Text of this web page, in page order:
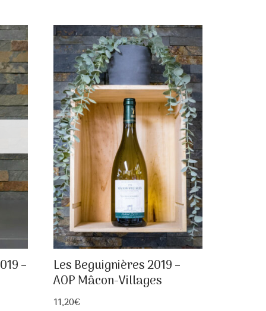
–
Les Beguignières 2019 –
AOP Mâcon-Villages
11,20€